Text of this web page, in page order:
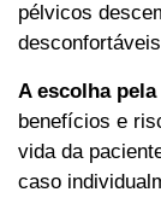
pélvicos
A escolha
benefícios e
vida da
caso